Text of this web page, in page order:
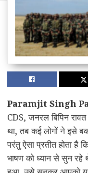
Paramjit Singh
CDS, जनरल बिपिन रावत
था, तब कई लोगों ने इसे
परंतु ऐसा प्रतीत होता है
भाषण को ध्यान से सुन रहे